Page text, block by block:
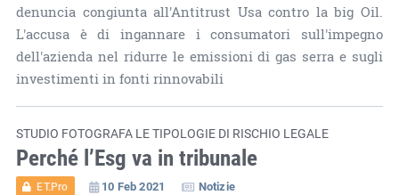
denuncia congiunta all'Antitrust Usa contro la big Oil.
L'accusa è di ingannare i consumatori sull'impegno
dell'azienda nel ridurre le emissioni di gas serra e sugli
investimenti in fonti rinnovabili
STUDIO FOTOGRAFA LE TIPOLOGIE DI RISCHIO LEGALE
Perché l’Esg va in tribunale
ET.Pro 10 Feb 2021 Notizie